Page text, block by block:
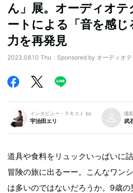
ん」展。オーディオ
ートによる「音を感じ
力を再発見
2023.08.10 Thu Sponsored by オーディオテ
インタビュー・テキスト by
宇治田エリ
撮
武
道具や食料をリュックいっぱいに
冒険の旅に出るーー。こんなワン
は多いのではないだろうか。9歳